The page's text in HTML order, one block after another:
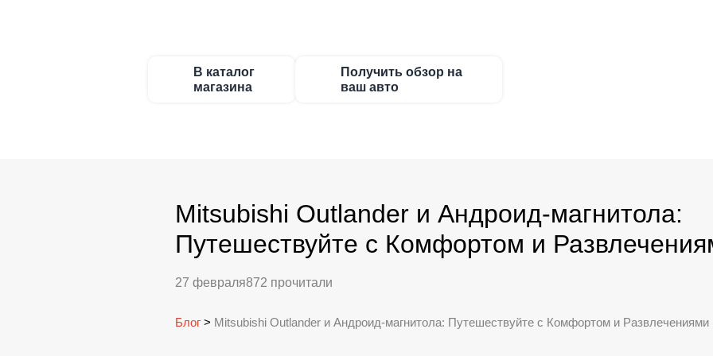
В каталог
магазина
Получить обзор на
ваш авто
Mitsubishi Outlander и Андроид-магнитола:
Путешествуйте с Комфортом и
27 февраля872 прочитали
Блог > Mitsubishi Outlander и Андроид-магнитола: Путешествуйте с Комфортом и Развлечениями